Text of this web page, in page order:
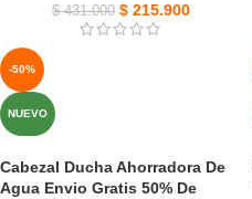
$431.000 $ 215.900
-50%
NUEVO
Cabezal Ducha Ahorradora De
Agua Envio Gratis 50% De